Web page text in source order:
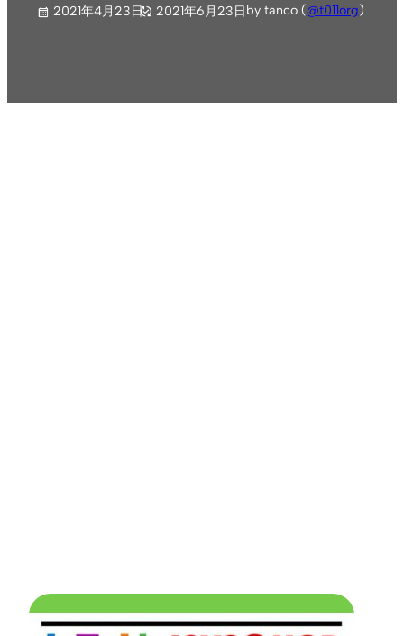
2021年4月23日 2021年6月23日by tanco (@t011org)